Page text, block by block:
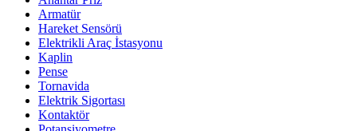
Armatür
Hareket Sensörü
Elektrikli Araç İstasyonu
Kaplin
Pense
Tornavida
Elektrik Sigortası
Kontaktör